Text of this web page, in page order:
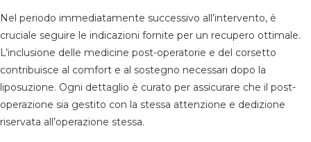
Nel periodo immediatamente successivo all’intervento, è
cruciale seguire le indicazioni fornite per un recupero ottimale.
L’inclusione delle medicine post-operatorie e del corsetto
contribuisce al comfort e al sostegno necessari dopo la
liposuzione. Ogni dettaglio è curato per assicurare che il post-
operazione sia gestito con la stessa attenzione e dedizione
riservata all’operazione stessa.